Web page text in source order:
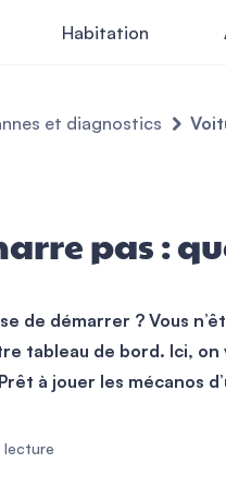
Habitation
et diagnostics
pas :
de démarrer ? Vous
tableau de bord. Ici,
à jouer les mécanos
lecture